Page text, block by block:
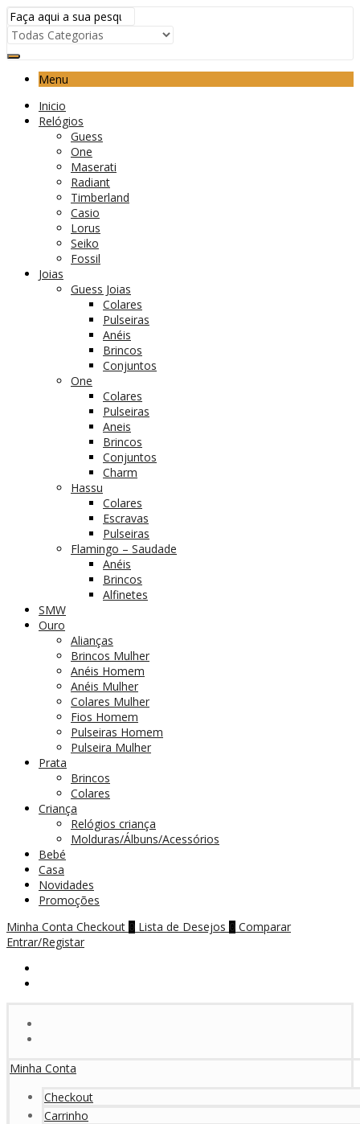
Menu
Inicio
Relógios
Guess
One
Maserati
Radiant
Timberland
Casio
Lorus
Seiko
Fossil
Joias
Guess Joias
Colares
Pulseiras
Anéis
Brincos
Conjuntos
One
Colares
Pulseiras
Aneis
Brincos
Conjuntos
Charm
Hassu
Colares
Escravas
Pulseiras
Flamingo – Saudade
Anéis
Brincos
Alfinetes
SMW
Ouro
Alianças
Brincos Mulher
Anéis Homem
Anéis Mulher
Colares Mulher
Fios Homem
Pulseiras Homem
Pulseira Mulher
Prata
Brincos
Colares
Criança
Relógios criança
Molduras/Álbuns/Acessórios
Bebé
Casa
Novidades
Promoções
Minha Conta Checkout 0 Lista de Desejos 0 Comparar
Entrar/Registar
Minha Conta
Checkout
Carrinho